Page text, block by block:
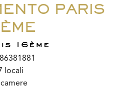
PARIS
16ème
locali